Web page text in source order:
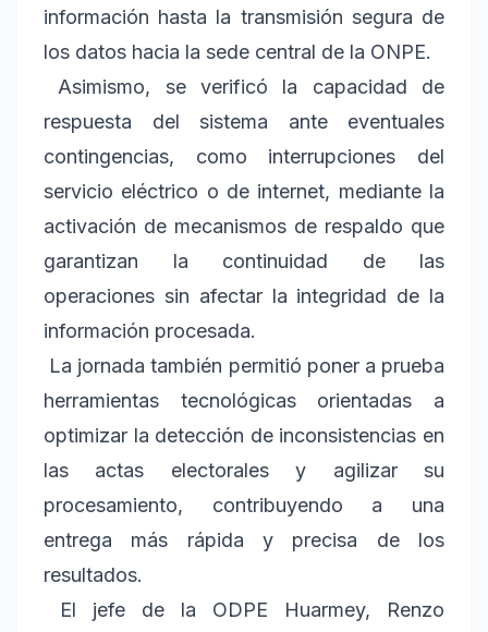
información hasta la transmisión segura de
los datos hacia la sede central de la ONPE.
Asimismo, se verificó la capacidad de
respuesta del sistema ante eventuales
contingencias, como interrupciones del
servicio eléctrico o de internet, mediante la
activación de mecanismos de respaldo que
garantizan la continuidad de las
operaciones sin afectar la integridad de la
información procesada.
La jornada también permitió poner a prueba
herramientas tecnológicas orientadas a
optimizar la detección de inconsistencias en
las actas electorales y agilizar su
procesamiento, contribuyendo a una
entrega más rápida y precisa de los
resultados.
El jefe de la ODPE Huarmey, Renzo